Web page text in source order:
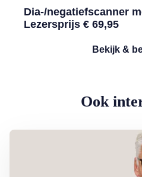
Dia-/negatiefscanner
Lezersprijs € 69,95
Bekijk &
Ook
Lees meer over Column Jan